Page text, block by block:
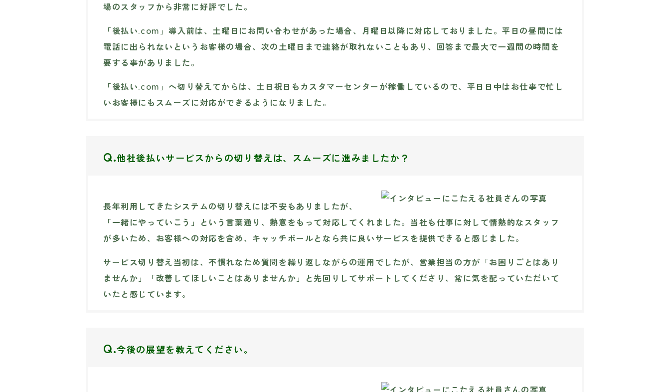
場のスタッフから非常に好評でした。
「後払い.com」導入前は、土曜日にお問い合わせがあった場合、月曜日以降に対応しておりました。平日の昼間には
電話に出られないというお客様の場合、次の土曜日まで連絡が取れないこともあり、回答まで最大で一週間の時間を
要する事がありました。
「後払い.com」へ切り替えてからは、土日祝日もカスタマーセンターが稼働しているので、平日日中はお仕事で忙し
いお客様にもスムーズに対応ができるようになりました。
Q.他社後払いサービスからの切り替えは、スムーズに進みましたか？
長年利用してきたシステムの切り替えには不安もありましたが、
「一緒にやっていこう」という言葉通り、熱意をもって対応してくれました。当社も仕事に対して情熱的なスタッフ
が多いため、お客様への対応を含め、キャッチボールとなら共に良いサービスを提供できると感じました。
サービス切り替え当初は、不慣れなため質問を繰り返しながらの運用でしたが、営業担当の方が「お困りごとはあり
ませんか」「改善してほしいことはありませんか」と先回りしてサポートしてくださり、常に気を配っていただいて
いたと感じています。
Q.今後の展望を教えてください。